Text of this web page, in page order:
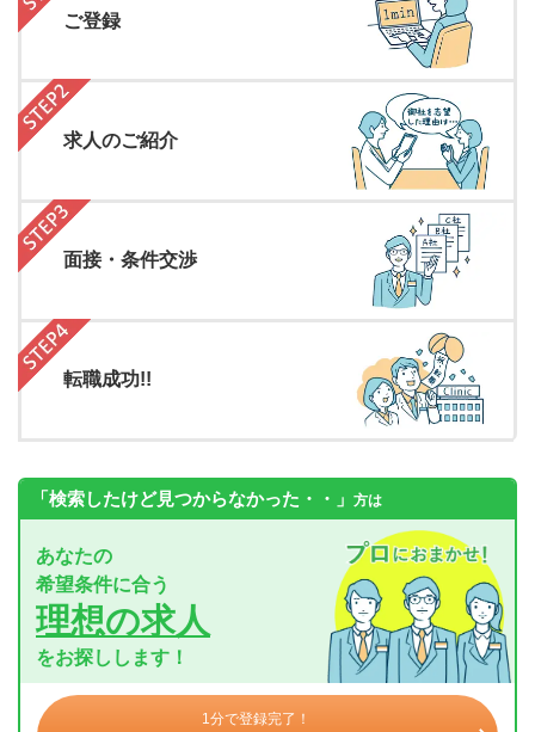
ご登録
求人のご紹介
面接・条件交渉
転職成功!!
「検索したけど見つからなかった・・」 方は
あなたの
希望条件に合う
理想の求人
をお探しします！
1分で登録完了！